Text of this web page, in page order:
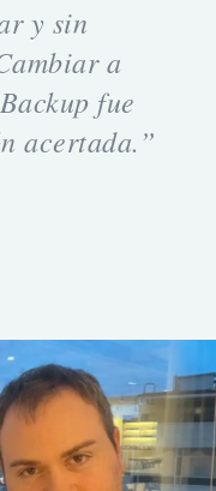
y sin
a
fue
acertada.”